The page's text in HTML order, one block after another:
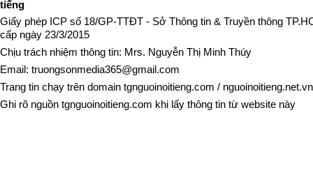
tiếng
Giấy phép ICP số 18/GP-TTĐT - Sở Thông tin & Truyền thông
cấp ngày 23/3/2015
Chịu trách nhiệm thông tin: Mrs. Nguyễn Thị Minh Thúy
Email: truongsonmedia365@gmail.com
Trang tin chạy trên domain tgnguoinoitieng.com / nguoinoitieng.net.vn
Ghi rõ nguồn tgnguoinoitieng.com khi lấy thông tin từ website này